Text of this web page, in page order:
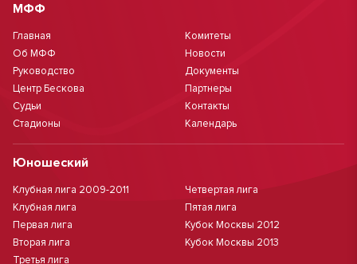
МФФ
Главная
Об МФФ
Руководство
Центр Бескова
Судьи
Стадионы
Комитеты
Новости
Документы
Партнеры
Контакты
Календарь
Юношеский
Клубная лига 2009-2011
Клубная лига
Первая лига
Вторая лига
Третья лига
Четвертая лига
Пятая лига
Кубок Москвы 2012
Кубок Москвы 2013